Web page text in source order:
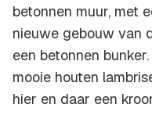
betonnen muur, met
nieuwe gebouw van
een betonnen
mooie houten
hier en daar een